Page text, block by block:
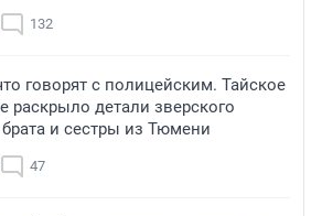
132
говорят с полицейским. Тайское
раскрыло детали зверского
брата и сестры из Тюмени
47